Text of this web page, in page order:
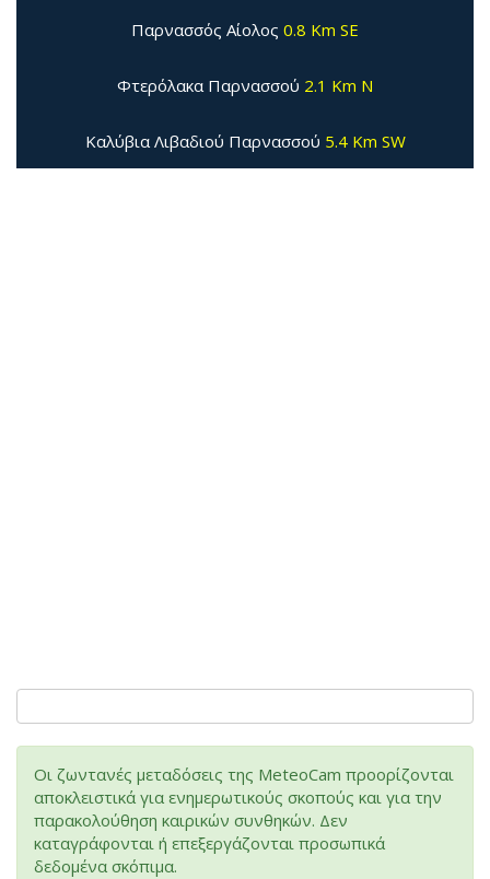
Παρνασσός Αίολος 0.8 Km SE
Φτερόλακα Παρνασσού 2.1 Km N
Καλύβια Λιβαδιού Παρνασσού 5.4 Km SW
Οι ζωντανές μεταδόσεις της MeteoCam προορίζονται
αποκλειστικά για ενημερωτικούς σκοπούς και για την
παρακολούθηση καιρικών συνθηκών. Δεν
καταγράφονται ή επεξεργάζονται προσωπικά
δεδομένα σκόπιμα.